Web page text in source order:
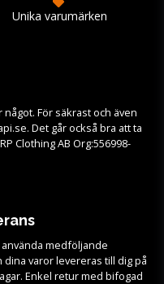
Unika varumärken
För säkrast och även
Det går också bra att ta
Clothing AB Org:556998-
medföljande
varor levereras till dig på
Enkel retur med bifogad